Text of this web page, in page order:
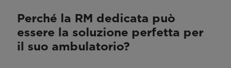
Perché la RM dedicata può
essere la soluzione perfetta per
il suo ambulatorio?